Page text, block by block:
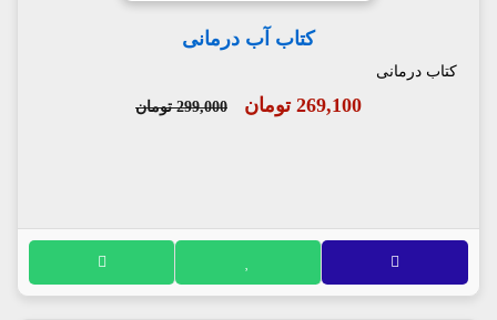
کتاب آب درمانی
کتاب درمانی
269,100 تومان 299,000 تومان